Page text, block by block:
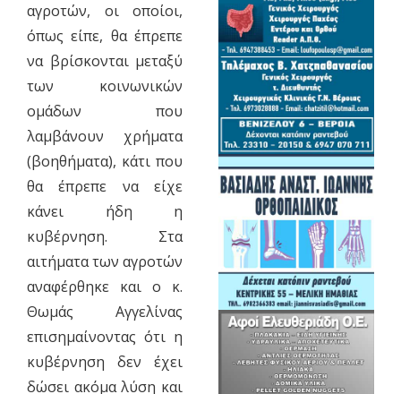
αγροτών, οι οποίοι,
όπως είπε, θα έπρεπε
να βρίσκονται μεταξύ
των κοινωνικών
ομάδων που
λαμβάνουν χρήματα
(βοηθήματα), κάτι που
θα έπρεπε να είχε
κάνει ήδη η
κυβέρνηση. Στα
αιτήματα των αγροτών
αναφέρθηκε και ο κ.
Θωμάς Αγγελίνας
επισημαίνοντας ότι η
κυβέρνηση δεν έχει
δώσει ακόμα λύση και